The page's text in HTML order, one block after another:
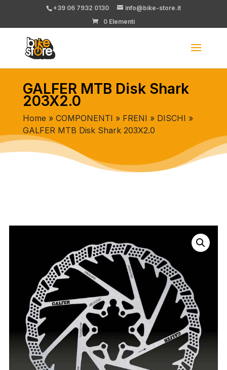
+39 06 7932 0130
info@bike-store.it
0 Elementi
GALFER MTB Disk Shark
203X2.0
Home » COMPONENTI » FRENI » DISCHI »
GALFER MTB Disk Shark 203X2.0